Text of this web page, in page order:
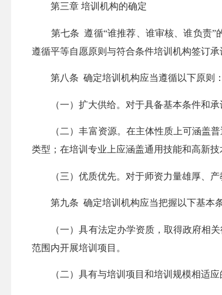
第三章 培训机构的确定
第七条 遵循“谁推荐、谁审核、谁负责”的
遵循平等自愿原则与符合条件培训机构签订
第八条 确定培训机构应当遵循以下原则：
（一）扩大供给。对于具备基本条件和承
（二）丰富资源。在主体性质上可涵盖普
类型；在培训专业上应涵盖通用技能和高新技
（三）优质优先。对于师资力量雄厚、产
第九条 确定培训机构应当把握以下基本条
（一）具有法定办学资质，取得政府相关
范围内开展培训项目。
（二）具有与培训项目和培训规模相适应